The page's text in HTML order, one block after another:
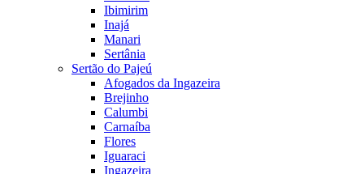
Ibimirim
Inajá
Manari
Sertânia
Sertão do Pajeú
Afogados da Ingazeira
Brejinho
Calumbi
Carnaíba
Flores
Iguaraci
Ingazeira